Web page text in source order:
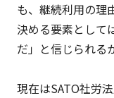
も、継続利用の理
決める要素として
だ」と信じられる
現在はSATO社労